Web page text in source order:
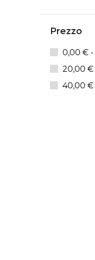
Prezzo
0,00 € -
20,00 €
40,00 €